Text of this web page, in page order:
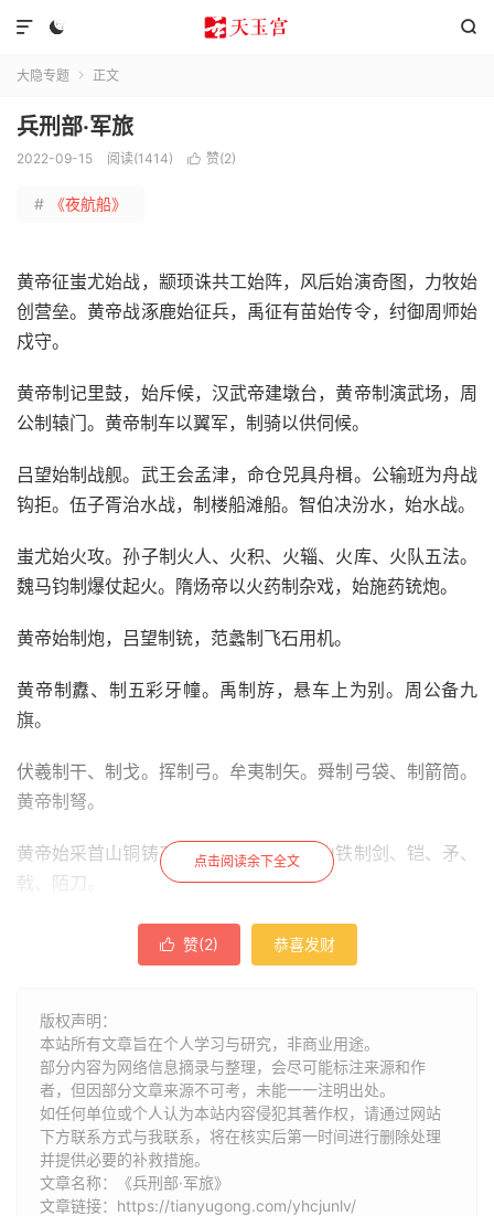
 

大隐专题  正文
兵刑部·军旅
2022-09-15 阅读(1414)  赞(2)
# 《夜航船》
黄帝征蚩尤始战，颛顼诛共工始阵，风后始演奇图，力牧始
创营垒。黄帝战涿鹿始征兵，禹征有苗始传令，纣御周师始
戍守。
黄帝制记里鼓，始斥候，汉武帝建墩台，黄帝制演武场，周
公制辕门。黄帝制车以翼军，制骑以供伺候。
吕望始制战舰。武王会孟津，命仓兕具舟楫。公输班为舟战
钩拒。伍子胥治水战，制楼船滩船。智伯决汾水，始水战。
蚩尤始火攻。孙子制火人、火积、火辎、火库、火队五法。
魏马钧制爆仗起火。隋炀帝以火药制杂戏，始施药铳炮。
黄帝始制炮，吕望制铳，范蠡制飞石用机。
黄帝制纛、制五彩牙幢。禹制斿，悬车上为别。周公备九
旗。
伏羲制干、制戈。挥制弓。牟夷制矢。舜制弓袋、制箭筒。
黄帝制弩。
黄帝始采首山铜铸刀斧；蚩尤始取昆吾山铁制剑、铠、矛、
戟、陌刀。
蚩尤始制革为甲。禹制函甲。
黄帝制云梯，古名钩援。牟夷制挨牌，古名傍排。
孙武制铁蒺藜，刘馥（三国时人）制悬苫，今为悬帘。岳飞
制藤牌。
殷盘庚制烽燧告警。赵武灵王制刁斗传。魏制鸡翘报急，制
露布、漆竿报捷。
点击阅读余下全文
 赞(2) 恭喜发财
版权声明：
本站所有文章旨在个人学习与研究，非商业用途。
部分内容为网络信息摘录与整理，会尽可能标注来源和作
者，但因部分文章来源不可考，未能一一注明出处。
如任何单位或个人认为本站内容侵犯其著作权，请通过网站
下方联系方式与我联系​​，将在核实后第一时间进行删除处理
并提供必要的补救措施。
文章名称：《兵刑部·军旅》
文章链接： https://tianyugong.com/yhcjunlv/